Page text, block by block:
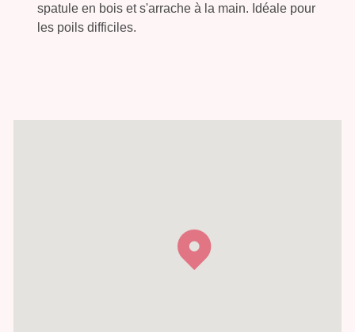
spatule en bois et s'arrache à la main. Idéale pour
les poils difficiles.